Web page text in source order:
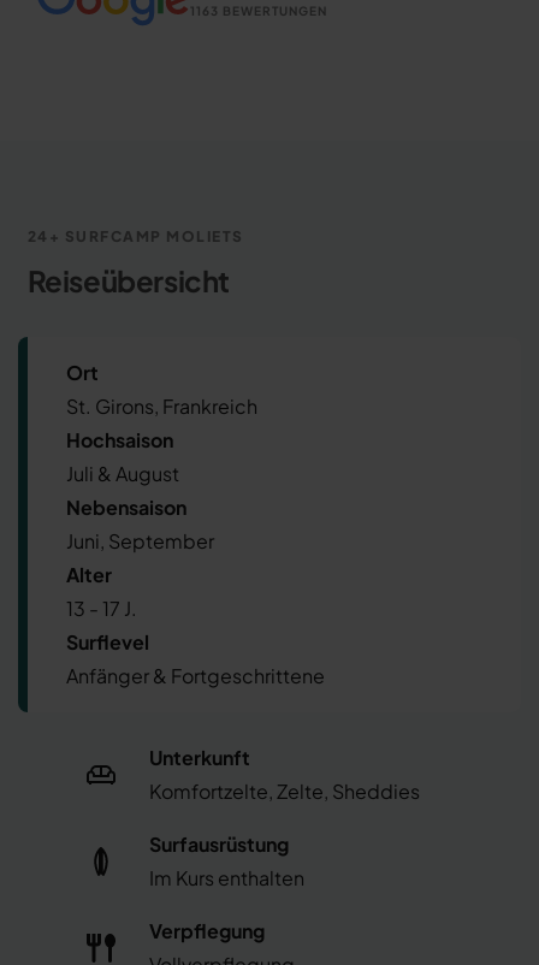
1163 BEWERTUNGEN
24+ SURFCAMP MOLIETS
Reiseübersicht
Ort
St. Girons, Frankreich
Hochsaison
Juli & August
Nebensaison
Juni, September
Alter
13 - 17 J.
Surflevel
Anfänger & Fortgeschrittene
Unterkunft
Komfortzelte, Zelte, Sheddies
Surfausrüstung
Im Kurs enthalten
Verpflegung